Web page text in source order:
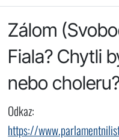
Zálom
Fiala? Chytli
nebo
Odkaz:
https://